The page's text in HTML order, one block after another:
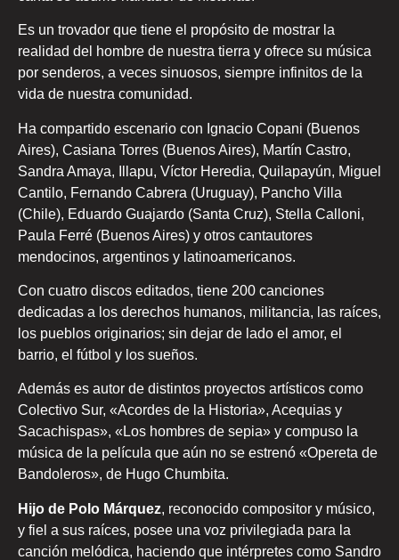
Es un trovador que tiene el propósito de mostrar la
realidad del hombre de nuestra tierra y ofrece su música
por senderos, a veces sinuosos, siempre infinitos de la
vida de nuestra comunidad.
Ha compartido escenario con Ignacio Copani (Buenos
Aires), Casiana Torres (Buenos Aires), Martín Castro,
Sandra Amaya, Illapu, Víctor Heredia, Quilapayún, Miguel
Cantilo, Fernando Cabrera (Uruguay), Pancho Villa
(Chile), Eduardo Guajardo (Santa Cruz), Stella Calloni,
Paula Ferré (Buenos Aires) y otros cantautores
mendocinos, argentinos y latinoamericanos.
Con cuatro discos editados, tiene 200 canciones
dedicadas a los derechos humanos, militancia, las raíces,
los pueblos originarios; sin dejar de lado el amor, el
barrio, el fútbol y los sueños.
Además es autor de distintos proyectos artísticos como
Colectivo Sur, «Acordes de la Historia», Acequias y
Sacachispas», «Los hombres de sepia» y compuso la
música de la película que aún no se estrenó «Opereta de
Bandoleros», de Hugo Chumbita.
Hijo de Polo Márquez, reconocido compositor y músico,
y fiel a sus raíces, posee una voz privilegiada para la
canción melódica, haciendo que intérpretes como Sandro